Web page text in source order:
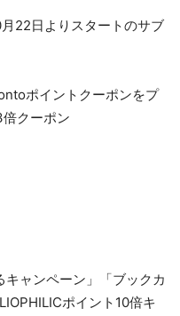
ポイントクーポンをプ
クーポン
ャンペーン」「ブックカ
ポイント10倍キ